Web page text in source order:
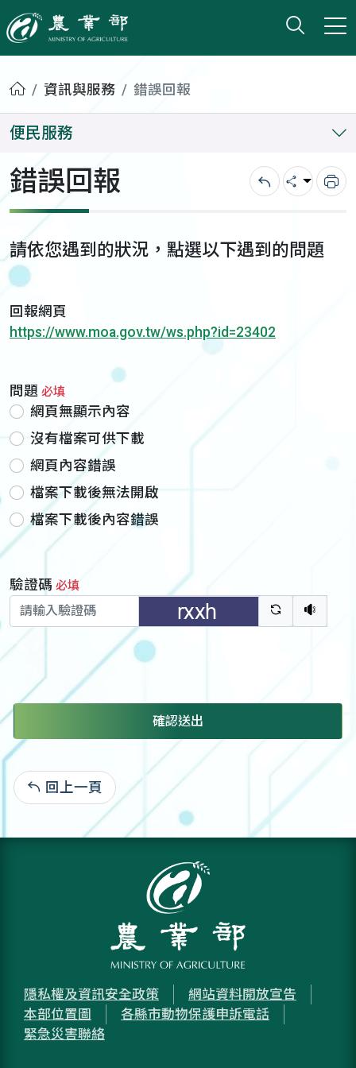
農業部
打開
小版
首頁資訊與服務 錯誤回報
便民服務
錯誤回報 回上一頁
分享 列
請依您遇到的狀況，點選以下遇到的問題
回報網頁
https://www.moa.gov.tw/ws.php?id=23402
問題 必填
網頁無顯示內容
沒有檔案可供下載
網頁內容錯誤
檔案下載後無法開啟
檔案下載後內容錯誤
驗證碼 必填
驗證碼重新
聽語
確認送出
回上一頁
隱私權及資訊安全政策
網站資料開放宣告
本部位置圖
各縣市動物保護申訴電話
緊急災害聯絡